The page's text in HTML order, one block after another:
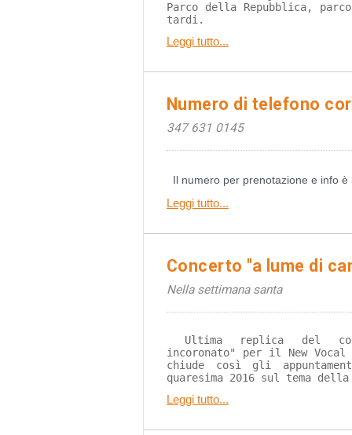
Parco della Repubblica,
tardi.
Leggi tutto...
Numero di telefono
347 631 0145
Il numero per prenotazione e info è
Leggi tutto...
Concerto "a lume di
Nella settimana santa
incoronato" per il New
chiude così gli
quaresima 2016 sul tema
Leggi tutto...